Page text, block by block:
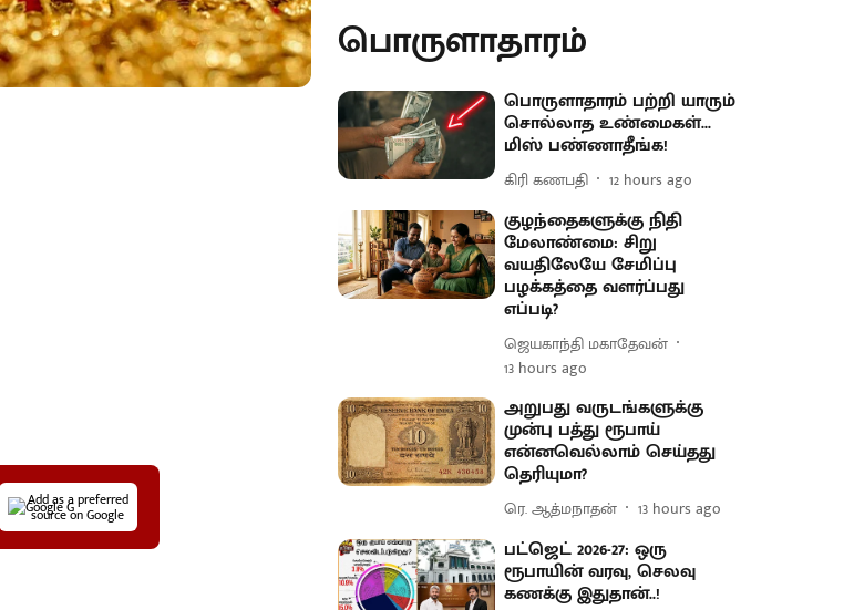
Add as a preferred
source on Google
பொருளாதாரம்
பொருளாதாரம் பற்றி யாரும்
சொல்லாத உண்மைகள்...
மிஸ் பண்ணாதீங்க!
கிரி கணபதி 12 hours ago
குழந்தைகளுக்கு நிதி
மேலாண்மை: சிறு
வயதிலேயே சேமிப்பு
பழக்கத்தை வளர்ப்பது
எப்படி?
ஜெயகாந்தி மகாதேவன்
13 hours ago
அறுபது வருடங்களுக்கு
முன்பு பத்து ரூபாய்
என்னவெல்லாம் செய்தது
தெரியுமா?
ரெ. ஆத்மநாதன் 13 hours ago
பட்ஜெட் 2026-27: ஒரு
ரூபாயின் வரவு, செலவு
கணக்கு இதுதான்..!